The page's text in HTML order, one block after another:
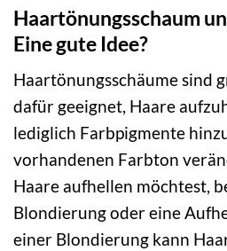
Haartönungsschaum
Eine gute Idee?
Haartönungsschäume sind
dafür geeignet, Haare
lediglich Farbpigmente
vorhandenen Farbton
Haare aufhellen möchtest,
Blondierung oder eine
einer Blondierung kann